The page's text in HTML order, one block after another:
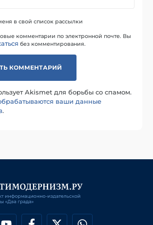
в свой список рассылки
комментарии по электронной почте. Вы
без комментирования.
Akismet для борьбы со спамом.
ваши данные
.